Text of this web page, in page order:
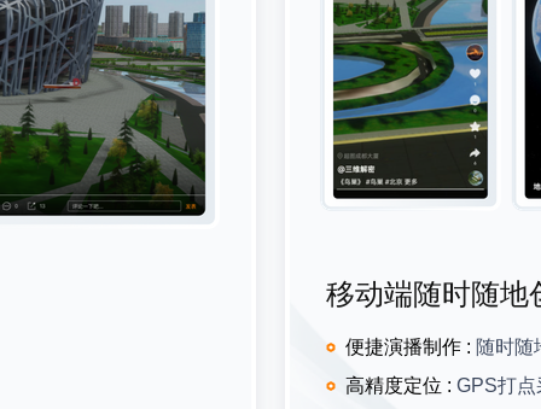
移动端随时随地
便捷演播制作 : 随时随
高精度定位 : GPS打点